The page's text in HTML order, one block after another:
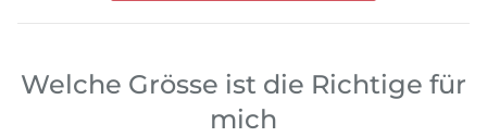
Welche Grösse ist die Richtige für
mich